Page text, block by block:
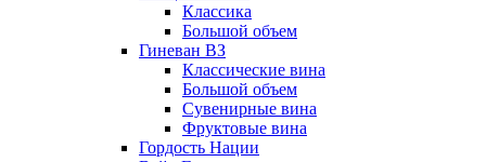
Классика
Большой объем
Гиневан ВЗ
Классические вина
Большой объем
Сувенирные вина
Фруктовые вина
Гордость Нации